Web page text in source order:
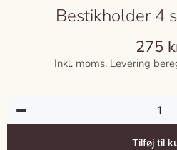
Bestikholder 4
275
Inkl. moms. Levering
Tilføj til